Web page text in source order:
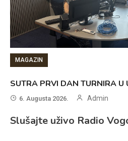
MAGAZIN
SUTRA PRVI DAN TURNIRA U
6. Augusta 2026. Admin
Slušajte uživo Radio